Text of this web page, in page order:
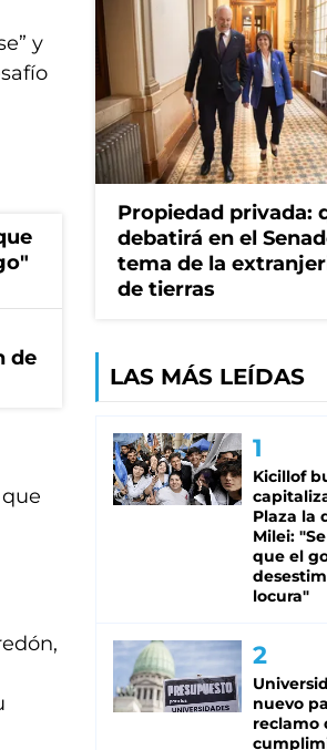
y
de
Propiedad privada:
debatirá en el
tema de la
de tierras
LAS MÁS LEÍDAS
Kicillof
Plaza la
Milei:
que el
locura"
nuevo
reclamo